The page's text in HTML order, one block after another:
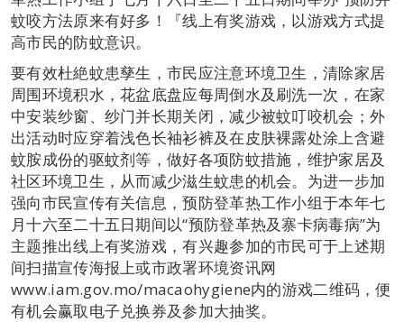
蚊咬方法原来有好多！『线上有奖游戏，以游戏方式提
高市民的防蚊意识。
要有效杜絶蚊患孳生，市民应注意环境卫生，清除家居
周围环境积水，花盆底盘应每周倒水及刷洗一次，在家
中安装纱窗、纱门并长期关闭，减少被蚊叮咬机会；外
出活动时应穿着浅色长袖衫裤及在皮肤裸露处涂上含避
蚊胺成份的驱蚊剂等，做好各项防蚊措施，维护家居及
社区环境卫生，从而减少滋生蚊患的机会。为进一步加
强向市民宣传有关信息，预防登革热工作小组于本年七
月十六至二十五日期间以“预防登革热及寨卡病毒病”为
主题推出线上有奖游戏，有兴趣参加的市民可于上述期
间扫描宣传海报上或市政署环境资讯网
www.iam.gov.mo/macaohygiene内的游戏二维码，便
有机会赢取电子兑换券及参加大抽奖。